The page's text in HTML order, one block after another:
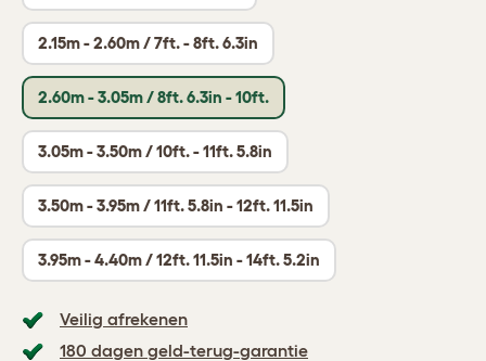
2.15m - 2.60m / 7ft. - 8ft. 6.3in
2.60m - 3.05m / 8ft. 6.3in - 10ft.
3.05m - 3.50m / 10ft. - 11ft. 5.8in
3.50m - 3.95m / 11ft. 5.8in - 12ft. 11.5in
3.95m - 4.40m / 12ft. 11.5in - 14ft. 5.2in
Veilig afrekenen
180 dagen geld-terug-garantie